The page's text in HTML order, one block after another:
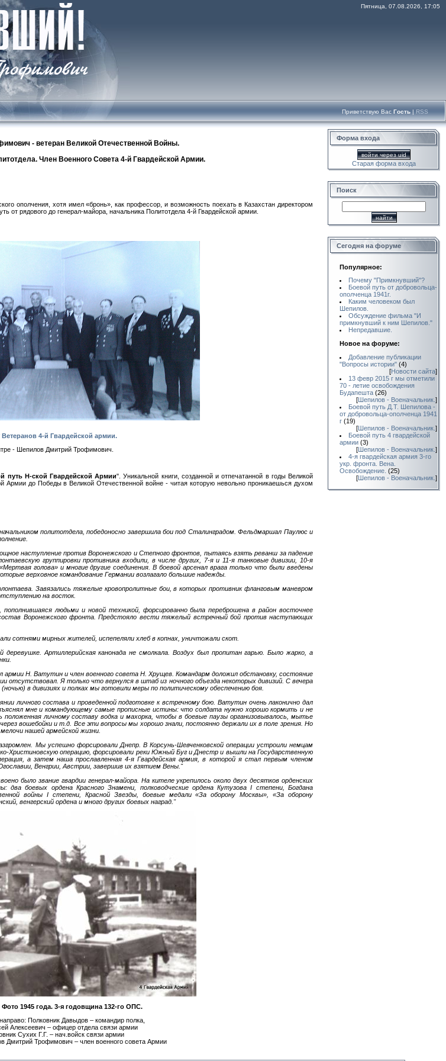
Пятница, 07.08.2026, 17:05
Приветствую Вас Гость | RSS
- ветеран Великой Отечественной Войны.
Член Военного Совета 4-й Гвардейской Армии.
ополчения, хотя имел «бронь», как профессор, и возможность поехать в Казахстан директором
от рядового до генерал-майора, начальника Политотдела 4-й Гвардейской армии.
Ветеранов 4-й Гвардейской армии.
- Шепилов Дмитрий Трофимович.
путь Н-ской Гвардейской Армии". Уникальной книги, созданной и отпечатанной в годы Великой
Армии до Победы в Великой Отечественной войне - читая которую невольно проникаешься духом
политотдела, победоносно завершила бои под Сталинградом. Фельдмаршал Паулюс и
наступление против Воронежского и Степного фронтов, пытаясь взять реванш за падение
группировки противника входили, в числе других, 7-я и 11-я танковые дивизии, 10-я
голова» и многие другие соединения. В боевой арсенал врага только что были введены
верховное командование Германии возлагало большие надежды.
Завязались тяжелые кровопролитные бои, в которых противник фланговым маневром
на восток.
пополнившаяся людьми и новой техникой, форсированно была переброшена в район восточнее
Воронежского фронта. Предстояло вести тяжелый встречный бой против наступающих
сотнями мирных жителей, испепеляли хлеб в копнах, уничтожали скот.
Артиллерийская канонада не смолкала. Воздух был пропитан гарью. Было жарко, а
Н. Ватутин и член военного совета Н. Хрущев. Командарм доложил обстановку, состояние
отсутствовал. Я только что вернулся в штаб из ночного объезда некоторых дивизий. С вечера
в дивизиях и полках мы готовили меры по политическому обеспечению боя.
личного состава и проведенной подготовке к встречному бою. Ватутин очень лаконично дал
мне и командующему самые прописные истины: что солдата нужно хорошо кормить и не
личному составу водка и махорка, чтобы в боевые паузы организовывалось, мытье
вошебойки и т.д. Все эти вопросы мы хорошо знали, постоянно держали их в поле зрения. Но
нашей армейской жизни.
Мы успешно форсировали Днепр. В Корсунь-Шевченковской операции устроили немцам
Христиновскую операцию, форсировали реки Южный Буг и Днестр и вышли на Государственную
а затем наша прославленная 4-я Гвардейская армия, в которой я стал первым членом
Венгрии, Австрии, завершив их взятием Вены."
было звание гвардии генерал-майора. На кителе укрепилось около двух десятков орденских
боевых ордена Красного Знамени, полководческие ордена Кутузова I степени, Богдана
войны I степени, Красной Звезды, боевые медали «За оборону Москвы», «За оборону
венгерский ордена и много других боевых наград."
1945 года. 3-я годовщина 132-го ОПС.
Полковник Давыдов – командир полка,
Алексеевич – офицер отдела связи армии
Сухих Г.Г. – нач.войск связи армии
Дмитрий Трофимович – член военного совета Армии
Форма входа
войти через uid
Старая форма входа
Поиск
Сегодня на форуме
Популярное:
Почему "Примкнувший"?
Боевой путь от добровольца-
ополченца 1941г.
Каким человеком был
Шепилов.
Обсуждение фильма "И
примкнувший к ним Шепилов."
Непредавшие.
Новое на форуме:
Добавление публикации
"Вопросы истории" (4)
[Новости сайта]
13 февр 2015 г мы отметили
70 - летие освобождения
Будапешта (26)
[Шепилов - Военачальник. ]
Боевой путь Д.Т. Шепилова -
от добровольца-ополченца 1941
г (19)
[Шепилов - Военачальник. ]
Боевой путь 4 гвардейской
армии (3)
[Шепилов - Военачальник. ]
4-я гвардейская армия 3-го
укр. фронта. Вена.
Освобождение. (25)
[Шепилов - Военачальник. ]